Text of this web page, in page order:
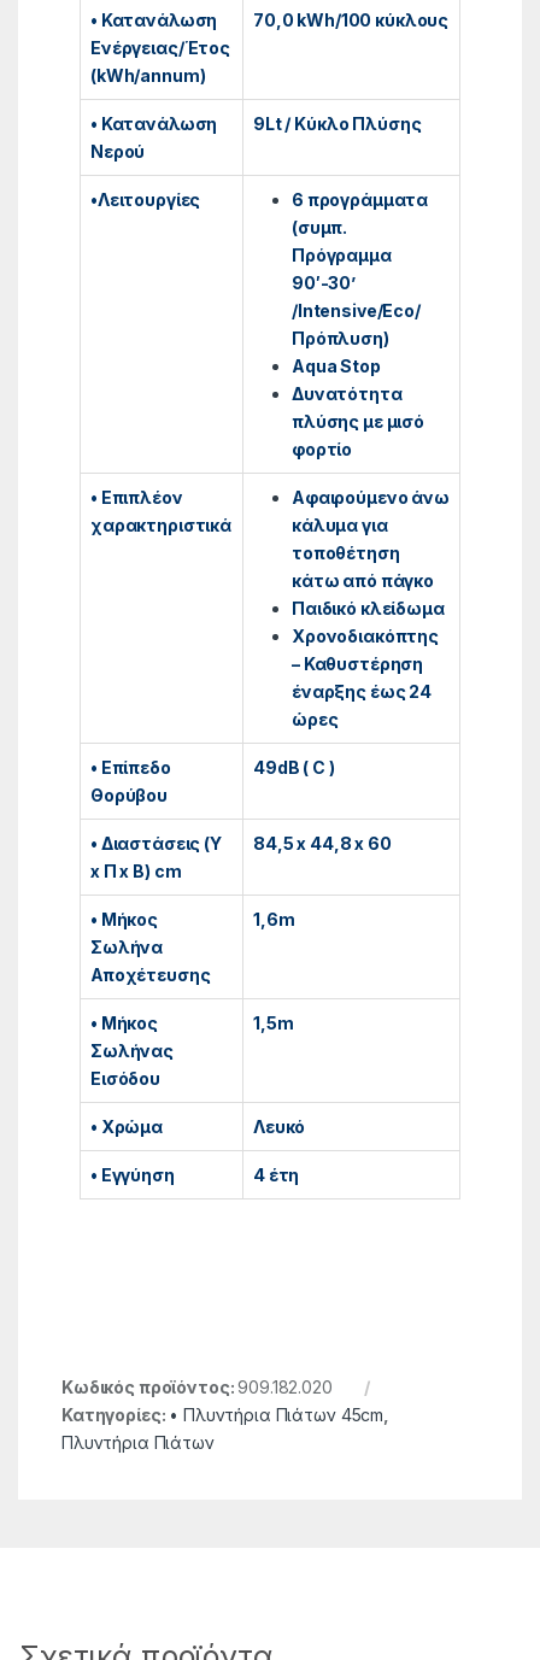
• Κατανάλωση
Ενέργειας/Έτος
(kWh/annum)
70,0 kWh/100 κύκλους
• Κατανάλωση
Νερού
9Lt / Κύκλο Πλύσης
•Λειτουργίες
6 προγράμματα
(συμπ.
Πρόγραμμα
90′-30’
/Intensive/Eco/
Πρόπλυση)
Aqua Stop
Δυνατότητα
πλύσης με μισό
φορτίο
• Επιπλέον
χαρακτηριστικά
Αφαιρούμενο άνω
κάλυμα για
τοποθέτηση
κάτω από πάγκο
Παιδικό κλείδωμα
Χρονοδιακόπτης
– Καθυστέρηση
έναρξης έως 24
ώρες
• Επίπεδο
Θορύβου
49dB ( C )
• Διαστάσεις (Υ
x Π x Β) cm
84,5 x 44,8 x 60
• Μήκος
Σωλήνα
Αποχέτευσης
1,6m
• Μήκος
Σωλήνας
Εισόδου
1,5m
• Χρώμα Λευκό
• Εγγύηση 4 έτη
Κωδικός προϊόντος:909.182.020
Κατηγορίες: • Πλυντήρια Πιάτων 45cm,
Πλυντήρια Πιάτων